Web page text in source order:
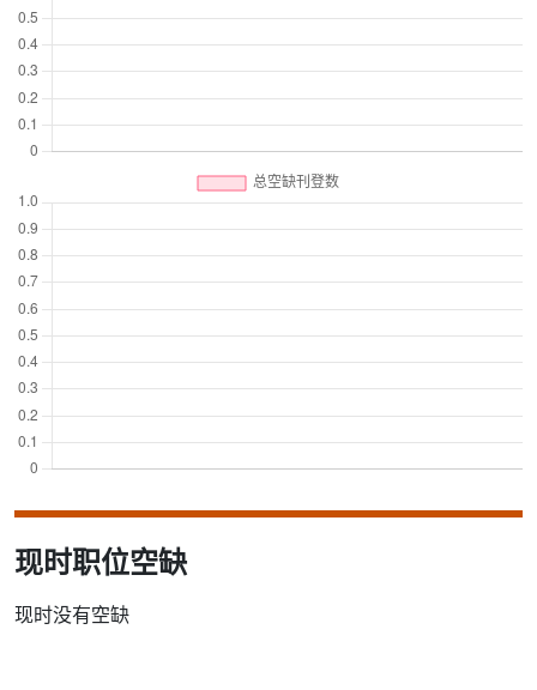
现时职位空缺
现时没有空缺